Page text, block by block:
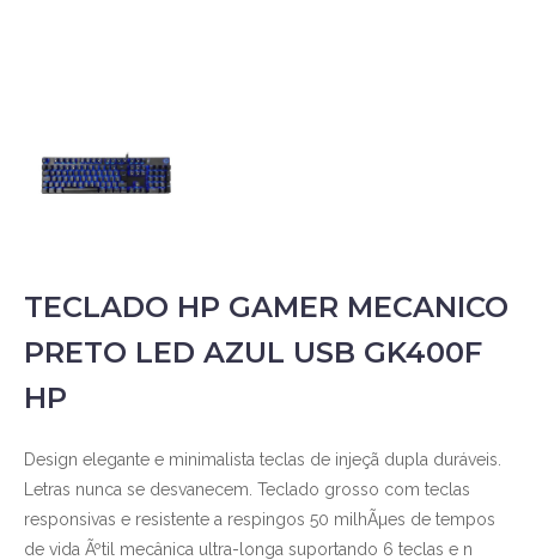
TECLADO HP GAMER MECANICO
PRETO LED AZUL USB GK400F
HP
Design elegante e minimalista teclas de injeçã dupla duráveis.
Letras nunca se desvanecem. Teclado grosso com teclas
responsivas e resistente a respingos 50 milhÃµes de tempos
de vida Ãºtil mecânica ultra-longa suportando 6 teclas e n